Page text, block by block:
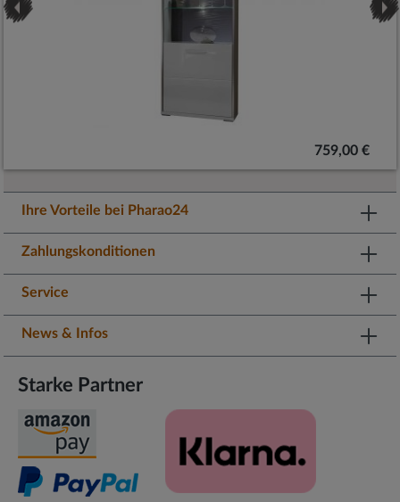
759,00 €
Ihre Vorteile bei Pharao24
Zahlungskonditionen
Service
News & Infos
Starke Partner